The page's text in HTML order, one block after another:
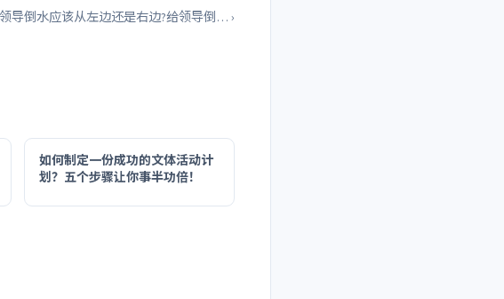
导倒水应该从左边还是右边?给领导倒… ›
如何制定一份成功的文体活动计
划？五个步骤让你事半功倍！